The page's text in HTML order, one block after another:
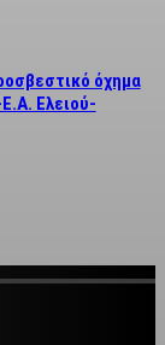
όχημα
Ελειού-